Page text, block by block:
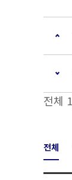
전체
전체